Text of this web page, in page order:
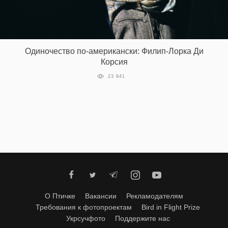
Одиночество по-американски: Филип-Лорка Ди
Корсия
23 941
О Птичке Вакансии
Рекламодателям
Требования к фотопроектам
Bird in Flight Prize
Укрсучфото
Поддержите нас